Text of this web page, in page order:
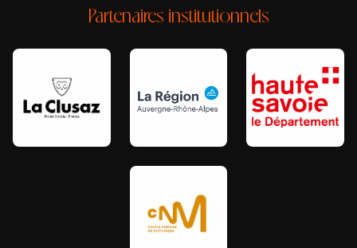
Partenaires institutionnels